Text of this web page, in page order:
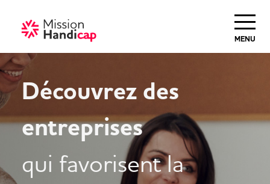
MENU
Découvrez des
entreprises
qui favorisent la